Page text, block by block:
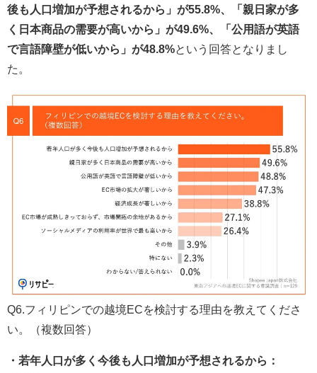
後も人口増加が予想されるから」が55.8%、「親日家が多
く日本商品の需要が高いから」が49.6%、「公用語が英語
で言語障壁が低いから」が48.8%という回答となりまし
た。
Q6.フィリピンでの越境ECを検討する理由を教えてくださ
い。（複数回答）
・若年人口が多く今後も人口増加が予想されるから：